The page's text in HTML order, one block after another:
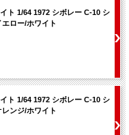
ト 1/64 1972 シボレー C-10 シ
ロー/ホワイト
ト 1/64 1972 シボレー C-10 シ
ンジ/ホワイト